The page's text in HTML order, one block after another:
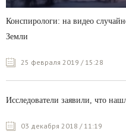
Конспирологи: на видео
Земли
25 февраля 2019 / 15:28
Исследователи заявили, что
03 декабря 2018 / 11:19